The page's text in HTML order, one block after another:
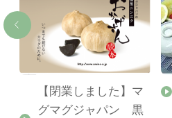
【閉業しました】マ
グマグジャパン 黒